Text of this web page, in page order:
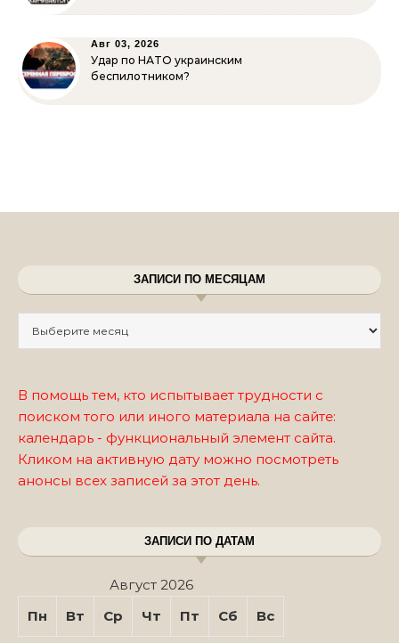
Авг 03, 2026
Удар по НАТО украинским
беспилотником?
ЗАПИСИ ПО МЕСЯЦАМ
В помощь тем, кто испытывает трудности с
поиском того или иного материала на сайте:
календарь - функциональный элемент сайта.
Кликом на активную дату можно посмотреть
анонсы всех записей за этот день.
ЗАПИСИ ПО ДАТАМ
Август 2026
Пн
Вт Ср Чт Пт Сб Вс